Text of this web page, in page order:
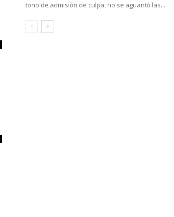
tono de admisión de culpa, no se aguantó las...